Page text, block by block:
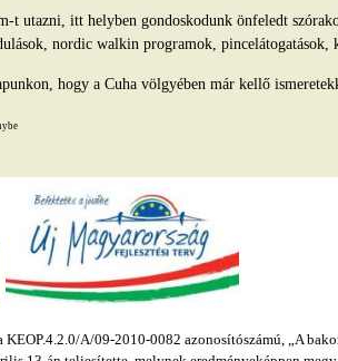
t utazni, itt helyben gondoskodunk önfeledt
nordic walkin programok, pincelátogatások,
hogy a Cuha völgyében már kellő
A/09-2010-0082 azonosítószámú, „A